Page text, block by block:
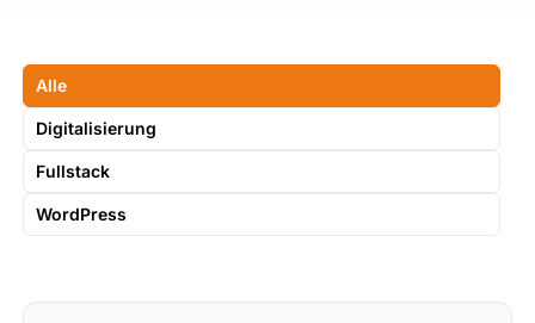
Alle
Digitalisierung
Fullstack
WordPress